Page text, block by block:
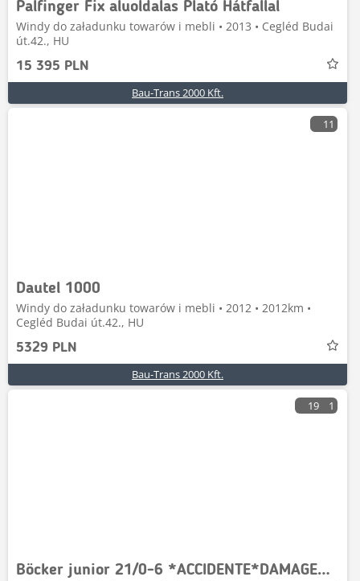
Palfinger Fix aluoldalas Plató Hátfallal
Windy do załadunku towarów i mebli • 2013 • Cegléd Budai
út.42., HU
15 395 PLN
Bau-Trans 2000 Kft.
11
Dautel 1000
Windy do załadunku towarów i mebli • 2012 • 2012km •
Cegléd Budai út.42., HU
5329 PLN
Bau-Trans 2000 Kft.
19 1
Böcker junior 21/0-6 *ACCIDENTE*DAMAGED*UNFALL*